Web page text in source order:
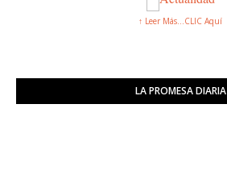
↑ Leer Más...CLIC Aquí
LA PROMESA DIARIA